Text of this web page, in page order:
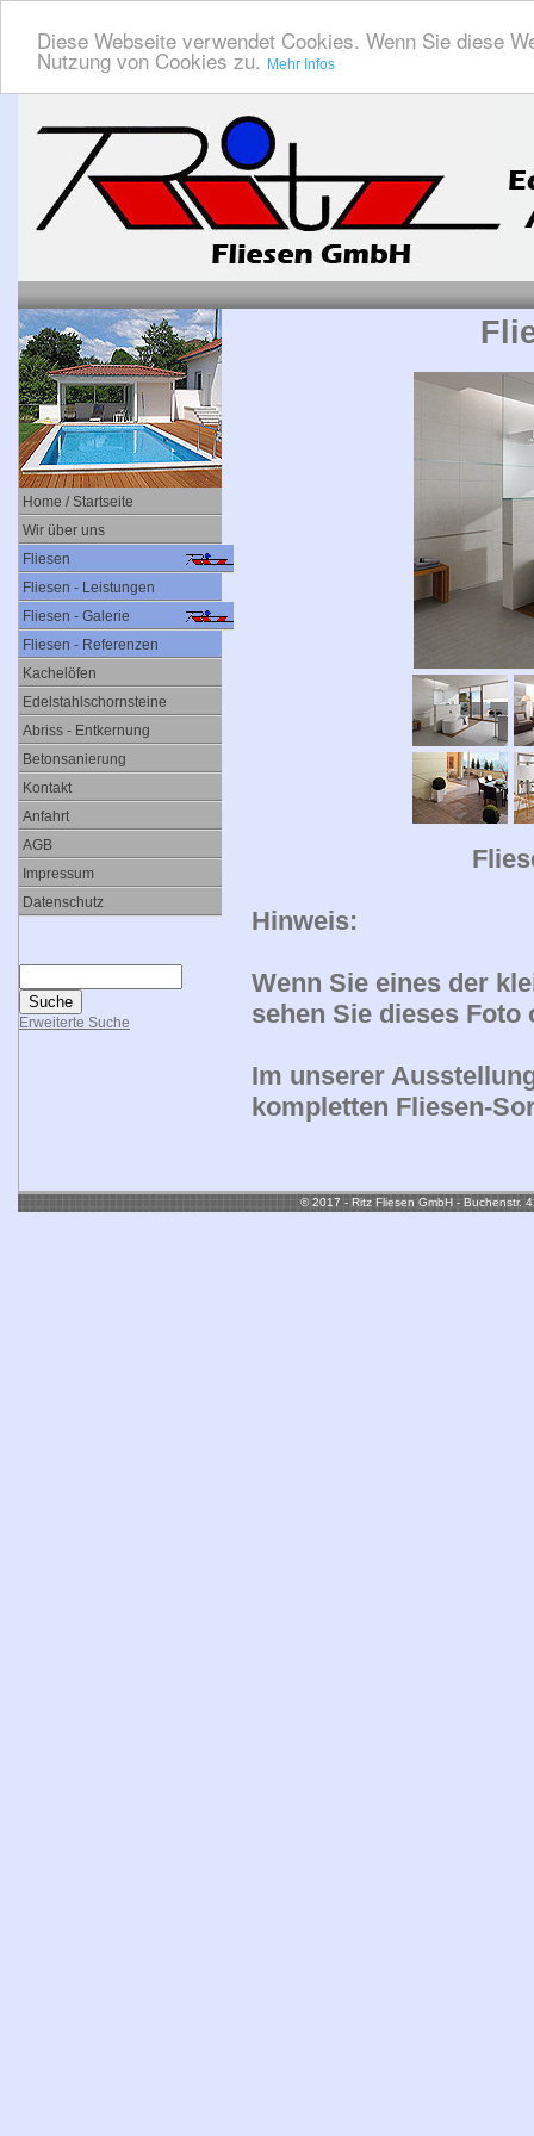
Diese Webseite verwendet Cookies. Wenn Sie diese
Nutzung von Cookies zu. Mehr Infos
Home / Startseite
Wir über uns
Fliesen
Fliesen - Leistungen
Fliesen - Galerie
Fliesen - Referenzen
Kachelöfen
Edelstahlschornsteine
Abriss - Entkernung
Betonsanierung
Kontakt
Anfahrt
AGB
Impressum
Datenschutz
Erweiterte Suche
Hinweis:
Wenn Sie eines der
sehen Sie dieses
Im unserer
kompletten Fliesen-
© 2017 - Ritz Fliesen GmbH - Buchenstr.